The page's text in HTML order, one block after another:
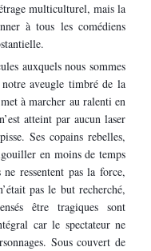
multiculturel, mais la
à tous les comédiens
auxquels nous sommes
notre aveugle timbré de la
à marcher au ralenti en
atteint par aucun laser
Ses copains rebelles,
en moins de temps
ressentent pas la force,
pas le but recherché,
être tragiques sont
car le spectateur ne
Sous couvert de